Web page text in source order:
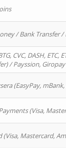
/ Bank Transfer
CVC, DASH,
/ Payssion,
(EasyPay,
(Visa,
Mastercard,